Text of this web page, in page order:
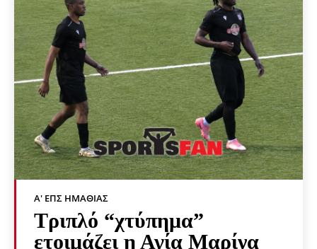
Α' ΕΠΣ ΗΜΑΘΊΑΣ
Τριπλό “χτύπημα”
ετοιμάζει η Αγία Μαρίνα